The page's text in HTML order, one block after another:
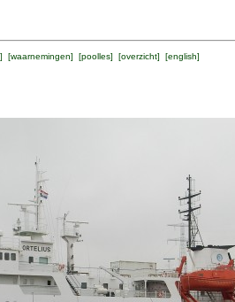
] [waarnemingen] [poolles] [overzicht] [english]